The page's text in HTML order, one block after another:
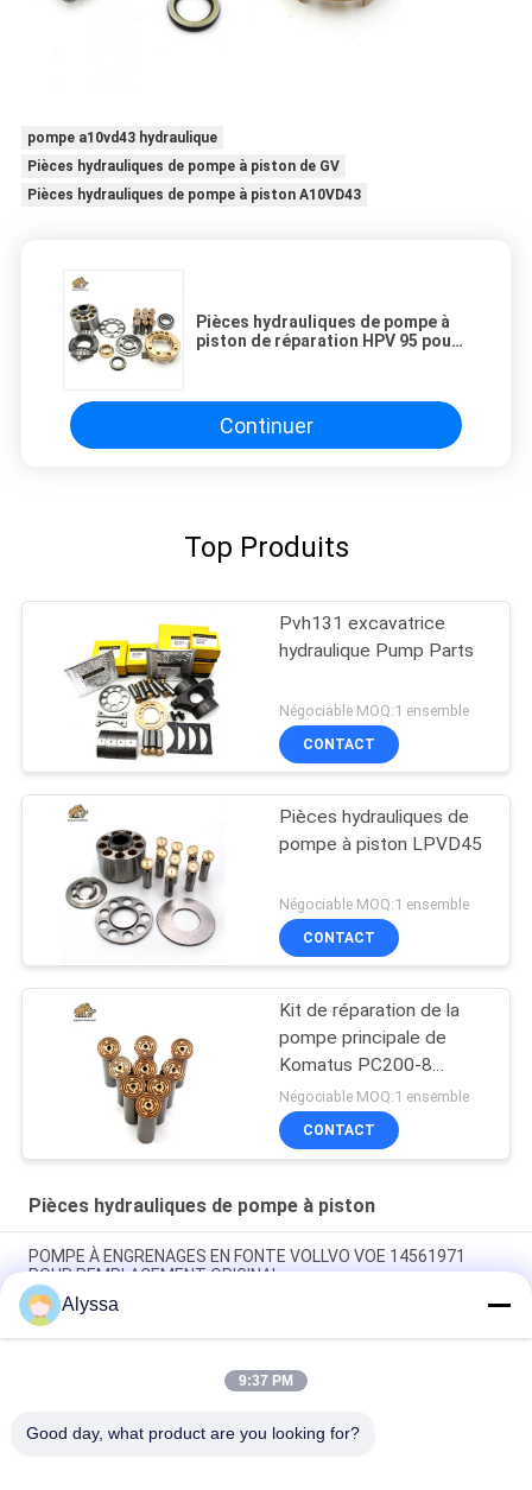
pompe a10vd43 hydraulique
Pièces hydrauliques de pompe à piston de GV
Pièces hydrauliques de pompe à piston A10VD43
Pièces hydrauliques de pompe à
piston de réparation HPV 95 pour
Continuer
Top Produits
Pvh131 excavatrice
hydraulique Pump Parts
Négociable MOQ:1 ensemble
CONTACT
Pièces hydrauliques de
pompe à piston LPVD45
Négociable MOQ:1 ensemble
CONTACT
Kit de réparation de la
pompe principale de
Komatus PC200-8
Pompes hydrauliques
Négociable MOQ:1 ensemble
CONTACT
Pièces hydrauliques de pompe à piston
POMPE À ENGRENAGES EN FONTE VOLLVO VOE 14561971
POUR REMPLACEMENT ORIGINAL
POMPE À ENGRENAGES EN FONTE VOLLVO VOE 14537295
POUR REMPLACEMENT ORIGINAL
Pompes à engrenages en fonte VOLLVO VOE 14782798 pour le
Alyssa
9:37 PM
Good day, what product are you looking for?